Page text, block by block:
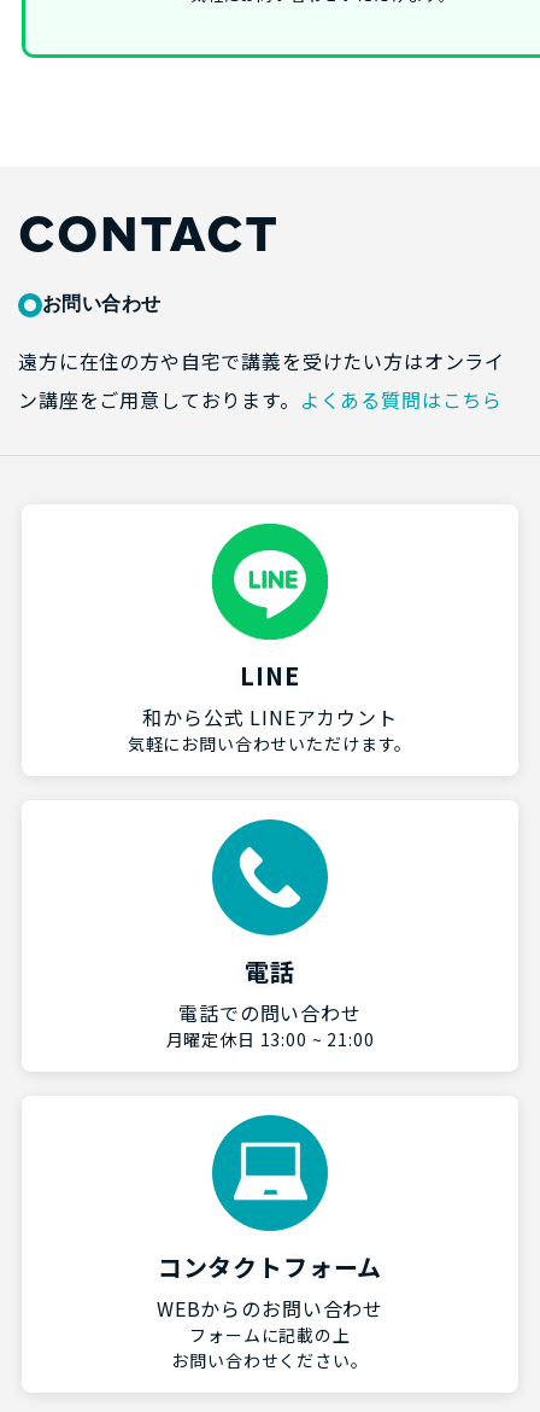
CONTACT
お問い合わせ
遠方に在住の方や自宅で講義を受けたい方はオンライ
ン講座をご用意しております。 よくある質問はこちら
LINE
和から公式 LINEアカウント
気軽にお問い合わせいただけます。
電話
電話での問い合わせ
月曜定休日 13:00 ~ 21:00
コンタクトフォーム
WEBからのお問い合わせ
フォームに記載の上
お問い合わせください。